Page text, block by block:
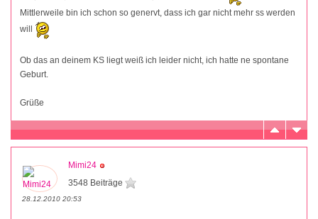
Mittlerweile bin ich schon so genervt, dass ich gar nicht mehr ss werden
will
Ob das an deinem KS liegt weiß ich leider nicht, ich hatte ne spontane
Geburt.
Grüße
Mimi24
3548 Beiträge
28.12.2010 20:53